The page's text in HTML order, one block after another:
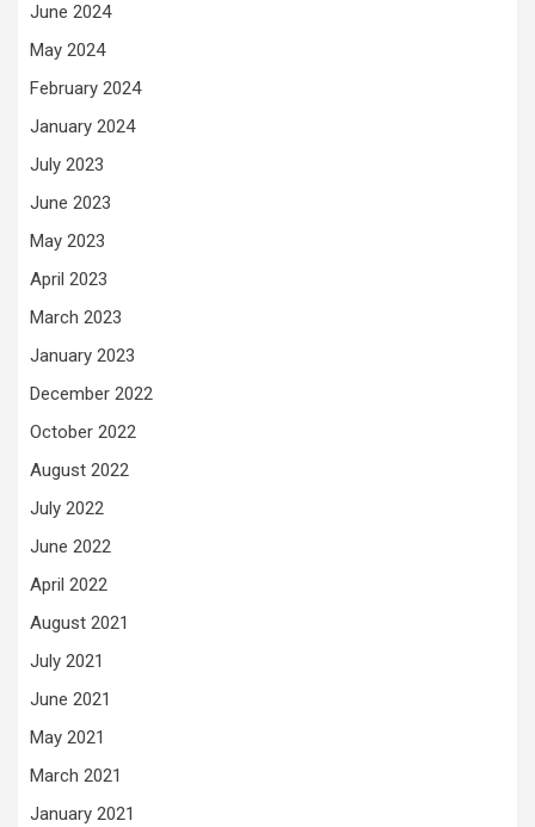
June 2024
May 2024
February 2024
January 2024
July 2023
June 2023
May 2023
April 2023
March 2023
January 2023
December 2022
October 2022
August 2022
July 2022
June 2022
April 2022
August 2021
July 2021
June 2021
May 2021
March 2021
January 2021